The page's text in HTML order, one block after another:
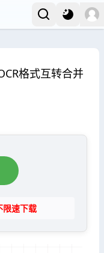
格式互转合并
限速下载